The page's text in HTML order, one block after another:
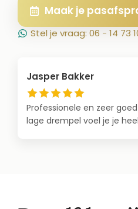
Maak je
Stel je vraag: 06 - 14 73
Jasper Bakker
Professionele en zeer
lage drempel voel je je